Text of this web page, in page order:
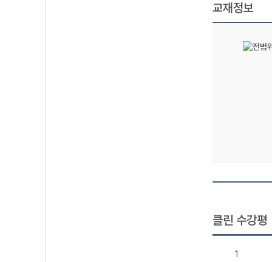
교재정보
클린 수강평
1